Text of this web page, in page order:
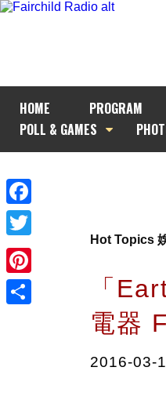
HOME PROGRAM
POLL & GAMES
Facebook
Twitter
Pinterest
Hot Topics
「
電器
2016-03-